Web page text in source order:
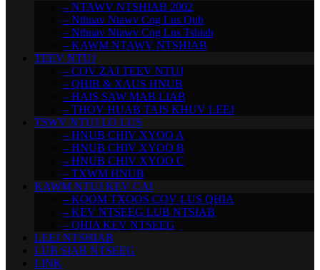
– NTAWV NTSHIAB 2002
– Nthuav Ntawv Cog Lus Qub
– Nthuav Ntawv Cog Lus Tshiab
– KAWM NTAWV NTSHIAB
TEEV NTUJ
– COV ZAJ TEEV NTUJ
– QHIB & XAUS HNUB
– HAIS SAW MAB LIAB
– THOV HUAB TAIS KHUV LEEJ
TSWV NTUJ LO LUS
– HNUB CHIV XYOO A
– HNUB CHIV XYOO B
– HNUB CHIV XYOO C
– TXWM HNUB
KAWM NTUJ KEV CAI
– KOOM TXOOS COV LUS QHIA
– KEV NTSEEG LUB NTSIAB
– QHIA KEV NTSEEG
LEEJ NTSHIAB
LUB SIAB NTSEEG
LINK